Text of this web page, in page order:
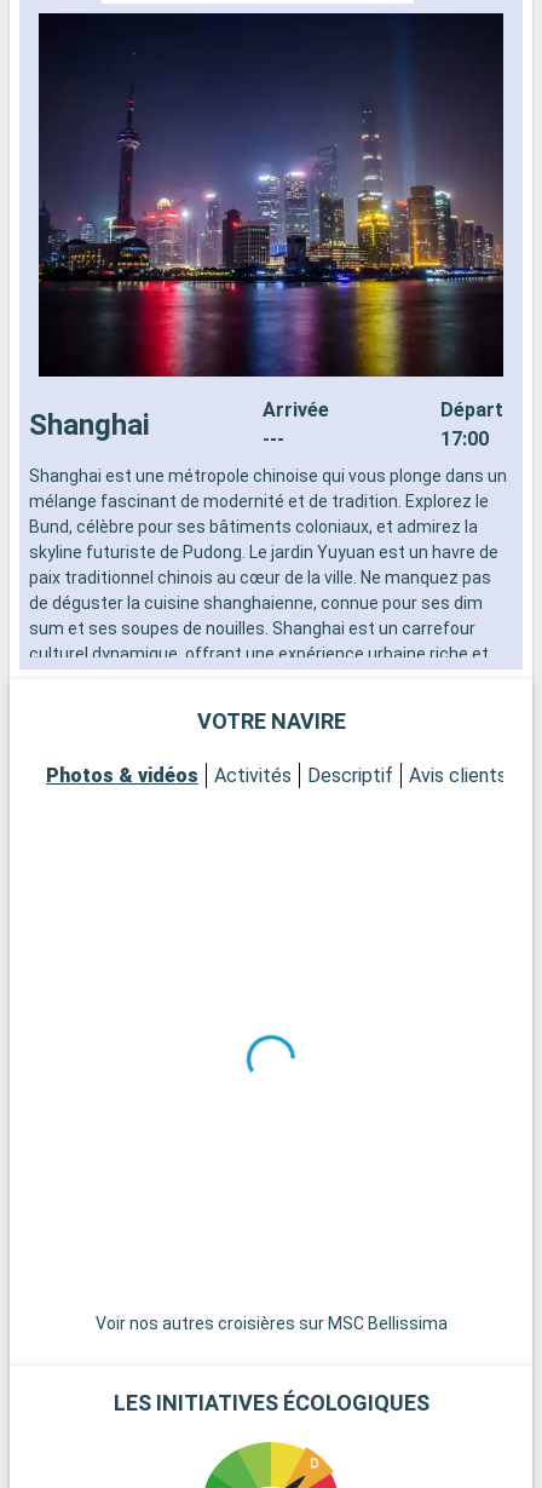
Shanghai
Arrivée
---
Départ
17:00
Shanghai est une métropole chinoise qui vous plonge dans un
mélange fascinant de modernité et de tradition. Explorez le
Bund, célèbre pour ses bâtiments coloniaux, et admirez la
skyline futuriste de Pudong. Le jardin Yuyuan est un havre de
paix traditionnel chinois au cœur de la ville. Ne manquez pas
de déguster la cuisine shanghaienne, connue pour ses dim
sum et ses soupes de nouilles. Shanghai est un carrefour
culturel dynamique, offrant une expérience urbaine riche et
VOTRE NAVIRE
Photos & vidéos Activités Descriptif Avis clients
Voir nos autres croisières sur MSC Bellissima
LES INITIATIVES ÉCOLOGIQUES